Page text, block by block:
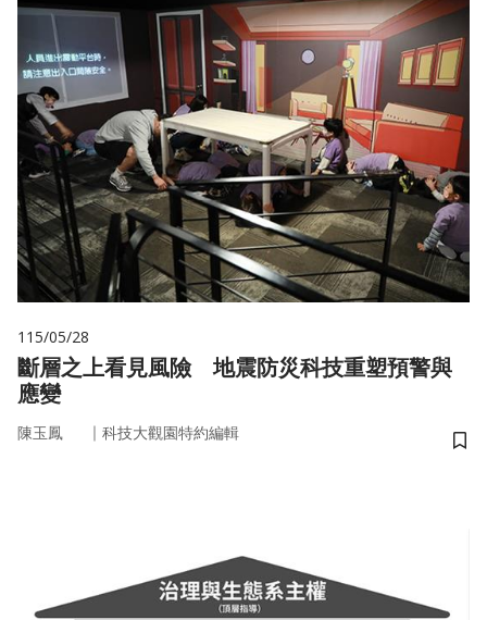
115/05/28
斷層之上看見風險 地震防災科技重塑預警與
應變
陳玉鳳 ｜ 科技大觀園特約編輯
儲